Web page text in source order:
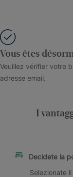
Vous êtes
Veuillez vérifier votre
adresse email.
I
Decidete la
Selezionate